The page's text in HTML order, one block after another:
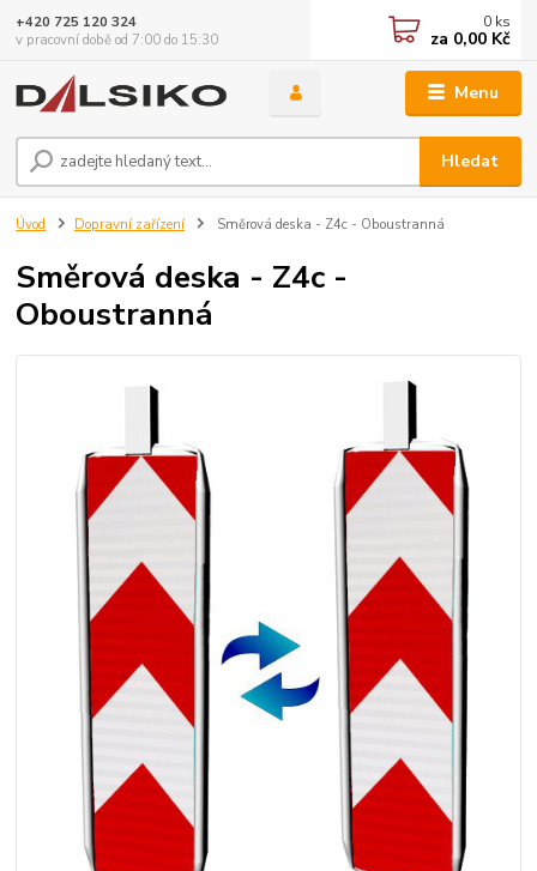
Menu
Hledat
+420 725 120 324
v pracovní době od 7:00 do 15:30
0 ks
za 0,00 Kč
Úvod Dopravní zařízení Směrová deska - Z4c - Oboustranná
Směrová deska - Z4c -
Oboustranná